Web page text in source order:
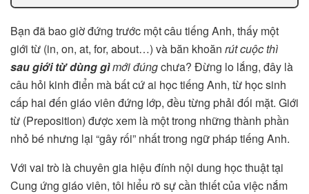
Bạn đã bao giờ đứng trước một câu tiếng Anh, thấy một
giới từ (in, on, at, for, about…) và băn khoăn rút cuộc thì
sau giới từ dùng gìmới đúngchưa? Đừng lo lắng, đây là
câu hỏi kinh điển mà bất cứ ai học tiếng Anh, từ học sinh
cấp hai đến giáo viên đứng lớp, đều từng phải đối mặt. Giới
từ (Preposition) được xem là một trong những thành phần
nhỏ bé nhưng lại “gây rối” nhất trong ngữ pháp tiếng Anh.
Với vai trò là chuyên gia hiệu đính nội dung học thuật tại
Cung ứng giáo viên, tôi hiểu rõ sự cần thiết của việc nắm